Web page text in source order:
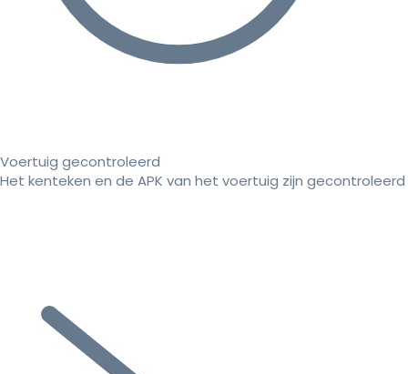
Voertuig gecontroleerd
Het kenteken en de APK van het voertuig zijn gecontroleerd